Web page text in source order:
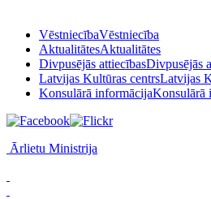
VēstniecībaVēstniecība
AktualitātesAktualitātes
Divpusējās attiecībasDivpusējās
Latvijas Kultūras centrsLatvijas
Konsulārā informācijaKonsulārā
Ārlietu Ministrija